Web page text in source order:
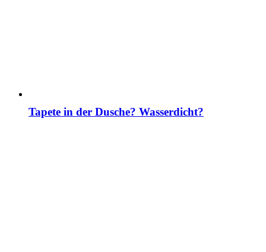
Tapete in der Dusche? Wasserdicht?